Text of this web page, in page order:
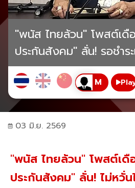
"พนัส ไทยล้วน" โพสต์เ
ประกันสังคม" ลั่น! รอชำร
03 มิ.ย. 2569
"พนัส ไทยล้วน" โพสต์เดื
ประกันสังคม" ลั่น! ไม่หวั่